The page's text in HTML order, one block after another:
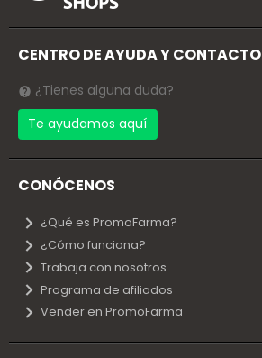
CENTRO DE AYUDA Y CONTACTO
¿Tienes alguna duda?
Te ayudamos aquí
CONÓCENOS
¿Qué es PromoFarma?
¿Cómo funciona?
Trabaja con nosotros
Programa de afiliados
Vender en PromoFarma